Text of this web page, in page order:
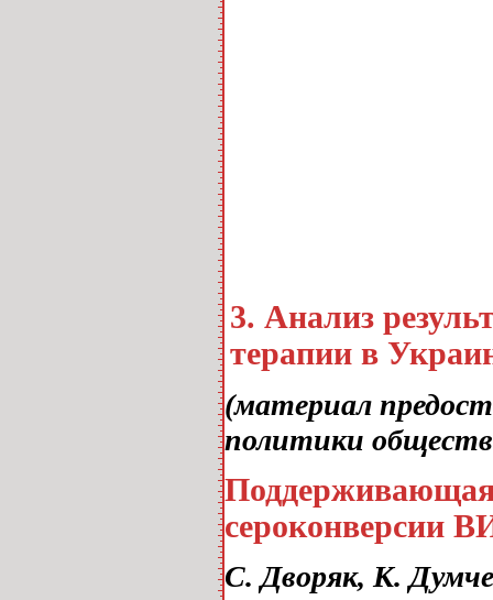
3. Анализ
терапии в
(материал
политики
Поддерживающая
сероконверсии
С. Дворяк, К.